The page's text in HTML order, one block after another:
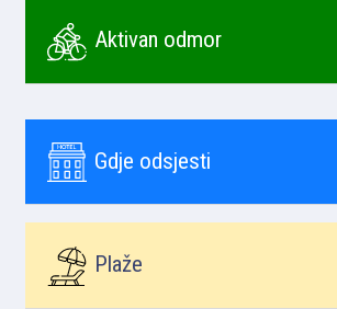
Aktivan odmor
Gdje odsjesti
Plaže